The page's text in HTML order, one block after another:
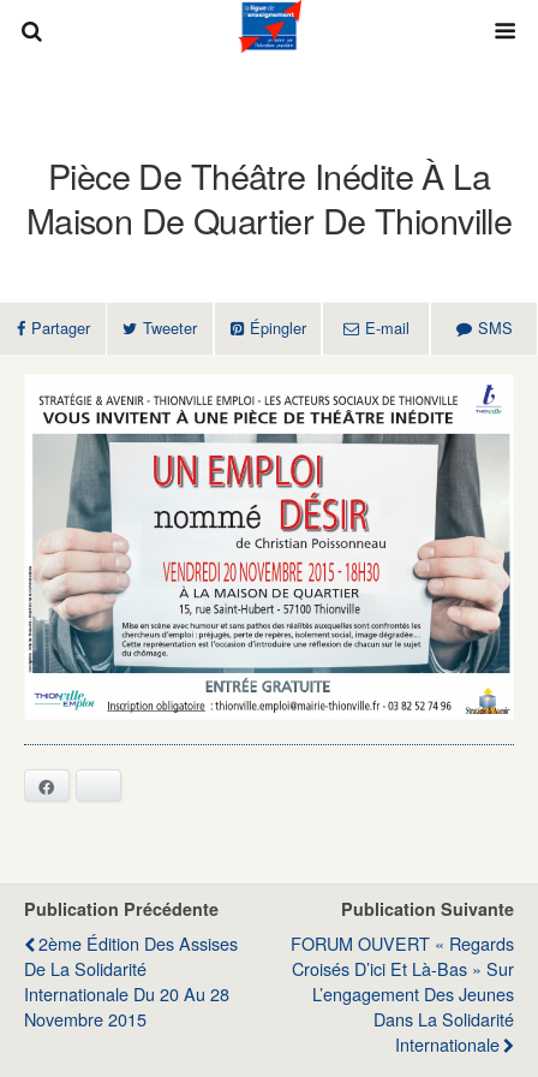
Pièce De Théâtre Inédite À La
Maison De Quartier De Thionville
Partager Tweeter Épingler E-mail SMS
Publication Précédente
2ème Édition Des Assises
De La Solidarité
Internationale Du 20 Au 28
Novembre 2015
Publication Suivante
FORUM OUVERT « Regards
Croisés D’ici Et Là-Bas » Sur
L’engagement Des Jeunes
Dans La Solidarité
Internationale